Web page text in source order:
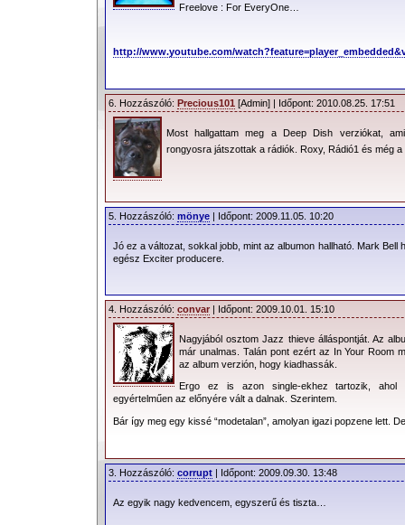
Freelove : For EveryOne…
http://www.youtube.com/
6. Hozzászóló: Precious101 [Admin] | Időpont: 2010.08.25. 17:51
Most hallgattam meg a Deep Dish verziókat,
rongyosra játszottak a rádiók. Roxy, Rádió1 és még
5. Hozzászóló: mönye | Időpont: 2009.11.05. 10:20
Jó ez a változat, sokkal jobb, mint az albumon hallható. Mark Bell
egész Exciter producere.
4. Hozzászóló: convar | Időpont: 2009.10.01. 15:10
Nagyjából osztom Jazz thieve álláspontját. Az
már unalmas. Talán pont ezért az In Your Room
az album verzión, hogy kiadhassák.
Ergo ez is azon single-ekhez tartozik, ahol
egyértelműen az előnyére vált a dalnak. Szerintem.
Bár így meg egy kissé “modetalan”, amolyan igazi popzene lett.
3. Hozzászóló: corrupt | Időpont: 2009.09.30. 13:48
Az egyik nagy kedvencem, egyszerű és tiszta…